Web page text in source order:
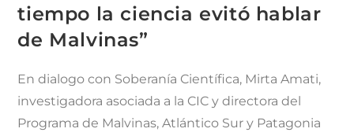
tiempo la ciencia evitó hablar
de Malvinas”
En dialogo con Soberanía Científica, Mirta Amati,
investigadora asociada a la CIC y directora del
Programa de Malvinas, Atlántico Sur y Patagonia